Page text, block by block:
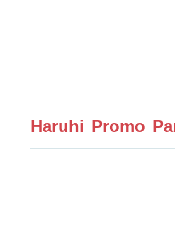
Haruhi Promo